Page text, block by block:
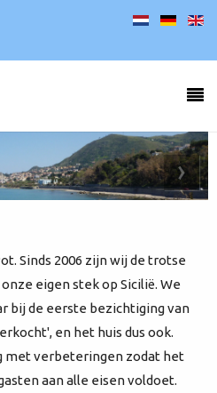
›
Sinds 2006 zijn wij de trotse
eigen stek op Sicilië. We
bij de eerste bezichtiging van
en het huis dus ook.
met verbeteringen zodat het
aan alle eisen voldoet.